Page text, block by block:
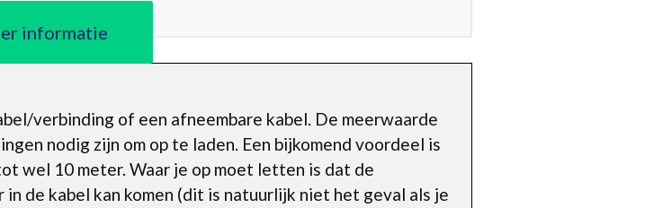
informatie
verbinding of een afneembare kabel. De meerwaarde
nodig zijn om op te laden. Een bijkomend voordeel is
wel 10 meter. Waar je op moet letten is dat de
de kabel kan komen (dit is natuurlijk niet het geval als je